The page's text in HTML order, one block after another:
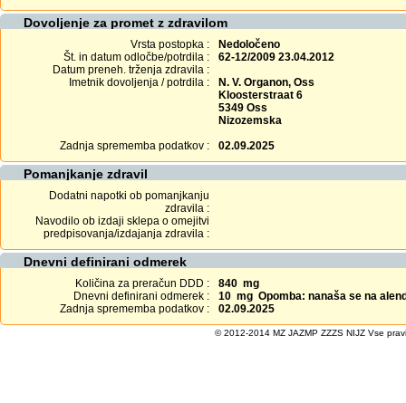
Dovoljenje za promet z zdravilom
Vrsta postopka :
Nedoločeno
Št. in datum odločbe/potrdila :
62-12/2009 23.04.2012
Datum preneh. trženja zdravila :
Imetnik dovoljenja / potrdila :
N. V. Organon, Oss
Kloosterstraat 6
5349 Oss
Nizozemska
Zadnja sprememba podatkov :
02.09.2025
Pomanjkanje zdravil
Dodatni napotki ob pomanjkanju
zdravila :
Navodilo ob izdaji sklepa o omejitvi
predpisovanja/izdajanja zdravila :
Dnevni definirani odmerek
Količina za preračun DDD :
840 mg
Dnevni definirani odmerek :
10 mg Opomba: nanaša se na
Zadnja sprememba podatkov :
02.09.2025
© 2012-2014 MZ JAZMP ZZZS NIJZ Vse